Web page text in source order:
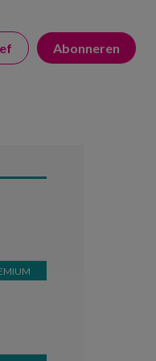
Abonneren